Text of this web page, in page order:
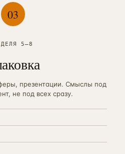
03
5–8
презентации. Смыслы под
не под всех сразу.